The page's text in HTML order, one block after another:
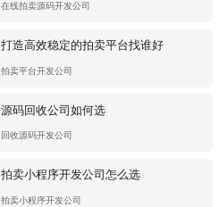
在线拍卖源码开发公司
打造高效稳定的拍卖平台找谁好
拍卖平台开发公司
源码回收公司如何选
回收源码开发公司
拍卖小程序开发公司怎么选
拍卖小程序开发公司